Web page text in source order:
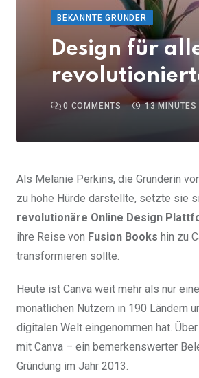
BEKANNTE GRÜNDER
Design für
0 COMMENTS 13 MINUTES
Als Melanie Perkins, die Gründerin
zu hohe Hürde darstellte, setzte sie
revolutionäre Online Design
ihre Reise von Fusion Books hin zu
transformieren sollte.
Heute ist Canva weit mehr als nur
monatlichen Nutzern in 190 Ländern
digitalen Welt eingenommen hat.
mit Canva – ein bemerkenswerter
Gründung im Jahr 2013.